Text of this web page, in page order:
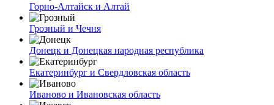
Горно-Алтайск и Алтай
Грозный и Чечня
Донецк и Донецкая народная республика
Екатеринбург и Свердловская область
Иваново и Ивановская область